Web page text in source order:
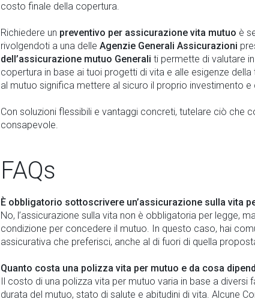
costo finale della copertura.
Richiedere un preventivo per assicurazione vita mutuo è
rivolgendoti a una delle Agenzie Generali Assicurazioni
dell’assicurazione mutuo Generali ti permette di valutare
copertura in base ai tuoi progetti di vita e alle esigenze
al mutuo significa mettere al sicuro il proprio investimento
Con soluzioni flessibili e vantaggi concreti, tutelare ciò che
consapevole.
FAQs
È obbligatorio sottoscrivere un’assicurazione sulla vita
No, l’assicurazione sulla vita non è obbligatoria per legge,
condizione per concedere il mutuo. In questo caso, hai
assicurativa che preferisci, anche al di fuori di quella
Quanto costa una polizza vita per mutuo e da cosa
Il costo di una polizza vita per mutuo varia in base a diversi
durata del mutuo, stato di salute e abitudini di vita. Alcune